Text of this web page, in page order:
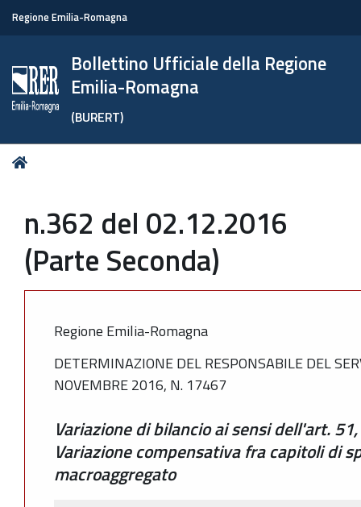
Regione Emilia-Romagna
Bollettino Ufficiale della Regione
Emilia-Romagna
(BURERT)
Tu
n.362 del 02.12.2016
(Parte Seconda)
Regione Emilia-Romagna
DETERMINAZIONE DEL RESPONSABILE DEL
NOVEMBRE 2016, N. 17467
Variazione di bilancio ai sensi dell'art.
Variazione compensativa fra capitoli di
macroaggregato